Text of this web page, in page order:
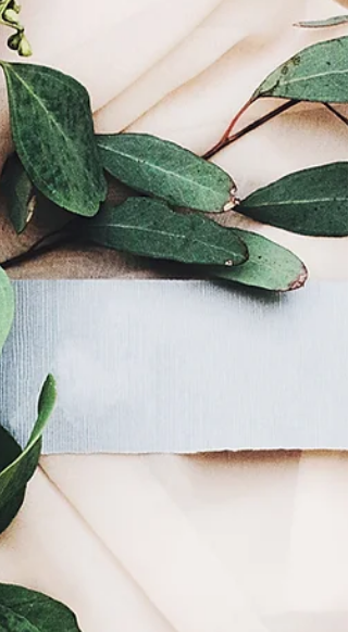
Cap-Vert, un archipel de dix îles
baignées par les alizés de l'Atlantique,
petit paradis préservé au large du
Sénégal.